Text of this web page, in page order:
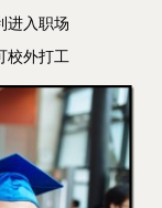
进入职场
校外打工